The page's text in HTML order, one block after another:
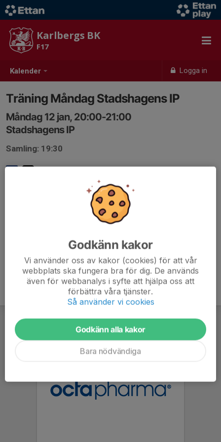
Kalender Logga in
Karlbergs BK
F17
Träning Måndag Stadshagens IP
Måndag 12 jan, 20:00-21:00
Stadshagens IP
Samling: 19:30
Godkänn kakor
Vi använder oss av kakor (cookies) för att vår
webbplats ska fungera bra för dig. De används
även för webbanalys i syfte att hjälpa oss att
förbättra våra tjänster.
Så använder vi cookies
Godkänn alla kakor
Bara nödvändiga